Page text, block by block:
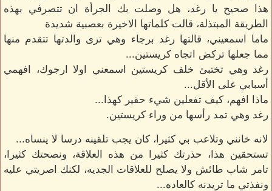
هذا صحيح يا رغد، هل وصلت بك الجرأة ان تتصرفي بهذه
الطريقة المبتذلة، قالت كلماتها الاخيرة بعصبية شديدة
ماما اسمعيني، قالتها رغد برجاء وهي ترى والدتها تتقدم منها
مما جعلها تركض اتجاه كريستين...
رغد وهي تختبئ خلف كريستين اسمعني اولا ارجوك، افهمي
أسبابي على الأقل...
ماذا افهم، كيف تفعلين شيء حقير كهذا...
رغد وهي تمد رأسها من وراء كريستين.
لانه خانني وتلاعب بي كثيرا، كان يجب تلقينه درسا لا ينساه...
تستحقين هذا، حذرتك كثيرا من هذه العلاقة، ونصحتك كثيرا،
تامر شاب طائش ولا يصلح للعلاقات الجديه، لكنك اصريتي عليه
ونفذتي ما تريدنه كالعاده...